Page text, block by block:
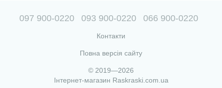
097 900-0220 093 900-0220 066 900-0220
Контакти
Повна версія сайту
© 2019—2026
Інтернет-магазин Raskraski.com.ua